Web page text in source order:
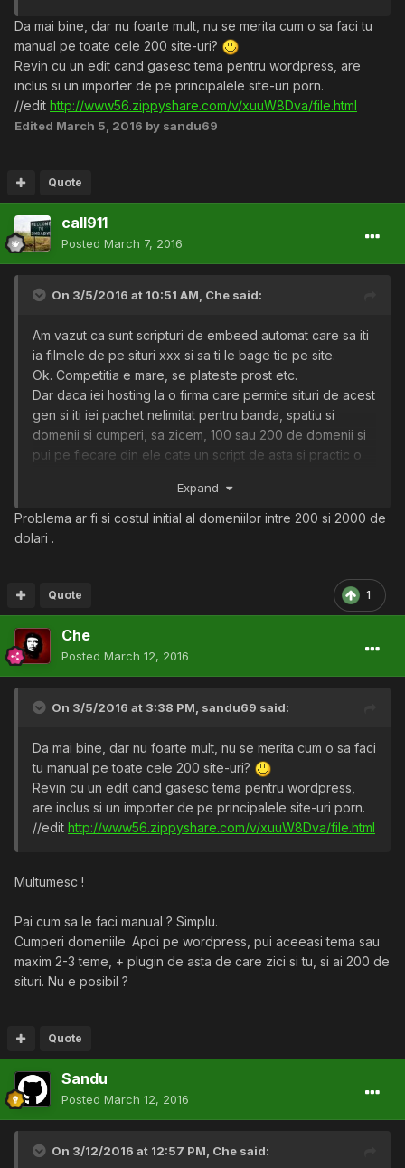
Da mai bine, dar nu foarte mult, nu se merita cum o sa faci tu
manual pe toate cele 200 site-uri?
Revin cu un edit cand gasesc tema pentru wordpress, are
inclus si un importer de pe principalele site-uri porn.
//edit http://www56.zippyshare.com/v/xuuW8Dva/file.html
Edited March 5, 2016 by sandu69
Quote
call911
Posted March 7, 2016
On 3/5/2016 at 10:51 AM, Che said:
Am vazut ca sunt scripturi de embeed automat care sa iti
ia filmele de pe situri xxx si sa ti le bage tie pe site.
Ok. Competitia e mare, se plateste prost etc.
Dar daca iei hosting la o firma care permite situri de acest
gen si iti iei pachet nelimitat pentru banda, spatiu si
domenii si cumperi, sa zicem, 100 sau 200 de domenii si
pui pe fiecare din ele cate un script de asta si practic o
Si apoi daca pui link de pe siturile astea astfel incat sa fie
o structura arborescenta, A sa primeasca link de la B, C si
D si fiecare la randul lor sa primeasca link de la altele
dolari pe luna cu un singur site de filme xxx, dar, ma
gandesc, daca ai 200 de situri xxx, pai 200 x $1 = deja
$200 pe luna ceea ce mie mi se pare acceptabil avand in
vedere ca un amarat de rand munceste si o luna intreaga
si poate nu primeste nici macar atata.
daca ar fi sa consideram $3 deja avem 200 x $3 = $600
romani.
Vorbesc foarte serios si nu trolez deloc, chiar ma bate un
gand sa incerc asta dar as vrea sa stiu de la voi daca am
dreptate si daca ar merge varianta asta sau nu ? Ce
parere aveti ? Unde gresesc ?
Expand
Problema ar fi si costul initial al domeniilor intre 200 si 2000 de
dolari .
1
Quote
Che
Posted March 12, 2016
On 3/5/2016 at 3:38 PM, sandu69 said:
Da mai bine, dar nu foarte mult, nu se merita cum o sa faci
tu manual pe toate cele 200 site-uri?
Revin cu un edit cand gasesc tema pentru wordpress,
are inclus si un importer de pe principalele site-uri porn.
//edit http://www56.zippyshare.com/v/xuuW8Dva/file.html
Multumesc !
Pai cum sa le faci manual ? Simplu.
Cumperi domeniile. Apoi pe wordpress, pui aceeasi tema sau
maxim 2-3 teme, + plugin de asta de care zici si tu, si ai 200 de
situri. Nu e posibil ?
Quote
Sandu
Posted March 12, 2016
On 3/12/2016 at 12:57 PM, Che said: